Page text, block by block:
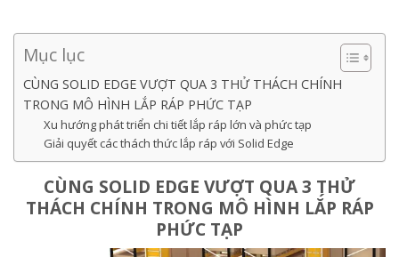
Mục lục
CÙNG SOLID EDGE VƯỢT QUA 3 THỬ THÁCH CHÍNH
TRONG MÔ HÌNH LẮP RÁP PHỨC TẠP
Xu hướng phát triển chi tiết lắp ráp lớn và phức tạp
Giải quyết các thách thức lắp ráp với Solid Edge
CÙNG SOLID EDGE VƯỢT QUA 3 THỬ
THÁCH CHÍNH TRONG MÔ HÌNH LẮP RÁP
PHỨC TẠP